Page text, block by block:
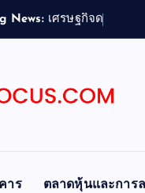
News: เศรษฐกจด
าร ตลาดหุ้นและการ